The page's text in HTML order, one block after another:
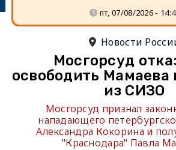
пт, 07/08/2026 -
Новости
Мосгорсуд
освободить Мамаева
из СИЗО
Мосгорсуд признал
нападающего
Александра Кокорина и
"Краснодара" Павла